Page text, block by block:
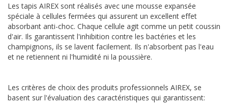
Les tapis AIREX sont réalisés avec une mousse expansée
spéciale à cellules fermées qui assurent un excellent effet
absorbant anti-choc. Chaque cellule agit comme un petit coussin
d'air. Ils garantissent l'inhibition contre les bactéries et les
champignons, ils se lavent facilement. Ils n'absorbent pas l'eau
et ne retiennent ni l'humidité ni la poussière.
Les critères de choix des produits professionnels AIREX, se
basent sur l'évaluation des caractéristiques qui garantissent: